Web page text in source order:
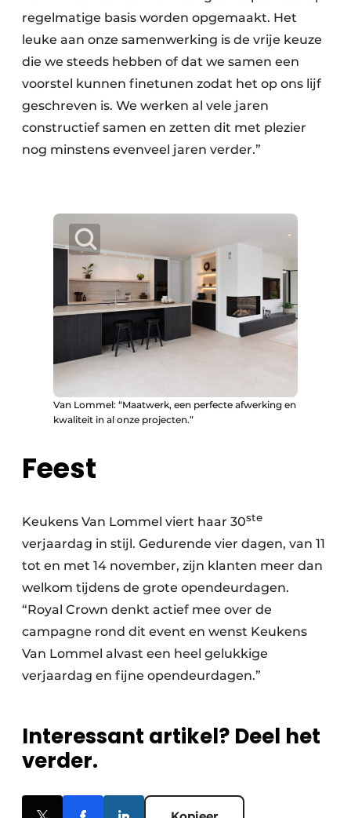
regelmatige basis worden opgemaakt. Het
leuke aan onze samenwerking is de vrije keuze
die we steeds hebben of dat we samen een
voorstel kunnen finetunen zodat het op ons lijf
geschreven is. We werken al vele jaren
constructief samen en zetten dit met plezier
nog minstens evenveel jaren verder.”
Van Lommel: “Maatwerk, een perfecte afwerking en
kwaliteit in al onze projecten.”
Feest
Keukens Van Lommel viert haar 30ste
verjaardag in stijl. Gedurende vier dagen, van 11
tot en met 14 november, zijn klanten meer dan
welkom tijdens de grote opendeurdagen.
“Royal Crown denkt actief mee over de
campagne rond dit event en wenst Keukens
Van Lommel alvast een heel gelukkige
verjaardag en fijne opendeurdagen.”
Interessant artikel? Deel het
verder.